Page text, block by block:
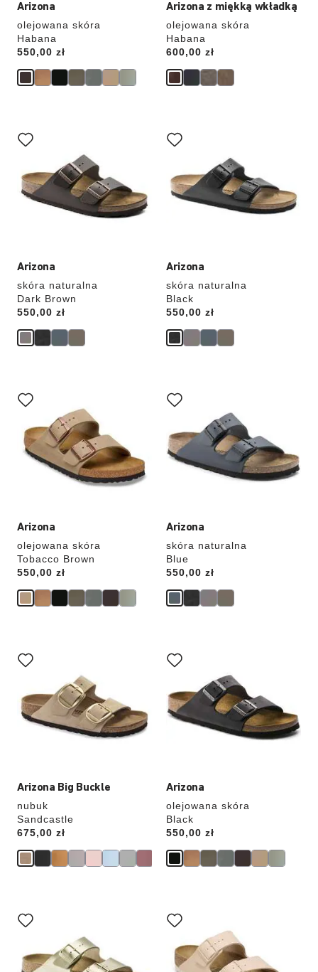
Arizona
olejowana skóra
Habana
Price:
550,00 zł
Arizona z miękką wkładką
olejowana skóra
Habana
Price:
600,00 zł
Arizona
skóra naturalna
Dark Brown
Price:
550,00 zł
koloru
spowoduje
zdjęcia
produktu
Arizona
skóra naturalna
Black
Price:
550,00 zł
koloru
spowoduje
zdjęcia
produktu
Arizona
olejowana skóra
Tobacco Brown
Price:
550,00 zł
koloru
spowoduje
zdjęcia
produktu
Arizona
skóra naturalna
Blue
Price:
550,00 zł
koloru
spowoduje
zdjęcia
produktu
Arizona Big Buckle
nubuk
Sandcastle
Price:
675,00 zł
koloru
spowoduje
zdjęcia
produktu
Arizona
olejowana skóra
Black
Price:
550,00 zł
koloru
spowoduje
zdjęcia
produktu
koloru
spowoduje
zdjęcia
produktu
koloru
spowoduje
zmianę
zdjęcia
produktu